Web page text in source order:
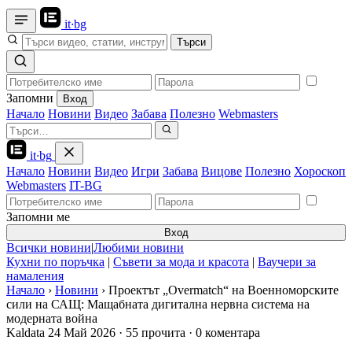
it·bg
Търси
Запомни Вход
Начало Новини Видео Забава Полезно Webmasters
it·bg
Начало Новини Видео Игри Забава Вицове Полезно Хороскоп
Webmasters IT-BG
Запомни ме
Вход
Всички новини|Любими новини
Кухни по поръчка | Съвети за мода и красота | Ваучери за
намаления
Начало › Новини › Проектът „Overmatch“ на Военноморските
сили на САЩ: Мащабната дигитална нервна система на
модерната война
Kaldata 24 Май 2026 · 55 прочита · 0 коментара